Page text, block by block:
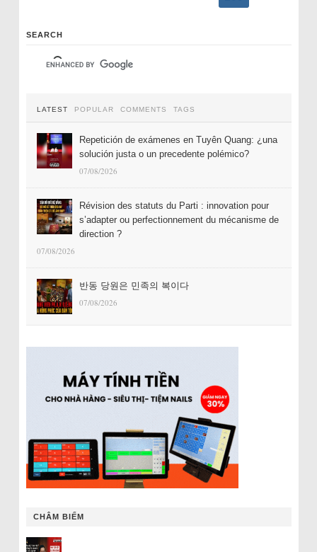
SEARCH
LATEST POPULAR COMMENTS TAGS
Repetición de exámenes en Tuyên Quang: ¿una
solución justa o un precedente polémico?
07/08/2026
Révision des statuts du Parti : innovation pour
s’adapter ou perfectionnement du mécanisme de
direction ?
07/08/2026
반동 당원은 민족의 복이다
07/08/2026
CHÂM BIẾM